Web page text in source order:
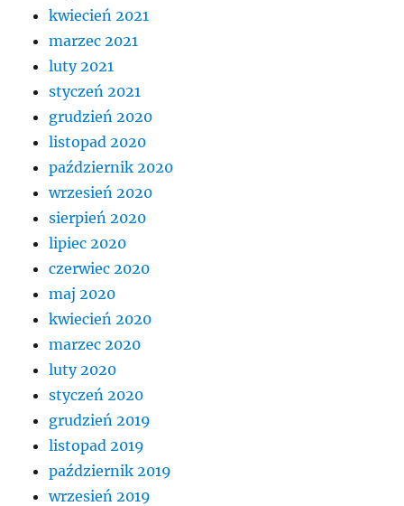
kwiecień 2021
marzec 2021
luty 2021
styczeń 2021
grudzień 2020
listopad 2020
październik 2020
wrzesień 2020
sierpień 2020
lipiec 2020
czerwiec 2020
maj 2020
kwiecień 2020
marzec 2020
luty 2020
styczeń 2020
grudzień 2019
listopad 2019
październik 2019
wrzesień 2019